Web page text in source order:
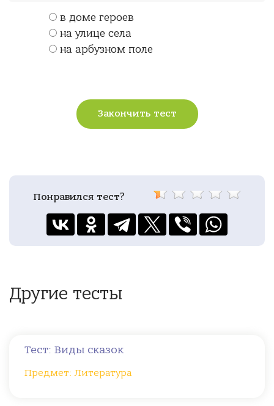
в доме героев
на улице села
на арбузном поле
Закончить тест
Понравился тест?
Другие тесты
Тест: Виды сказок
Предмет: Литература